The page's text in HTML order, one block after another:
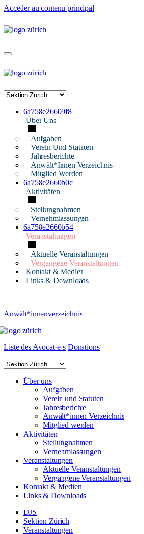
Accéder au contenu principal
6a758e26609f8
Über Uns
Aufgaben
Verein Und Statuten
Jahresberichte
Anwält*innen Verzeichnis
Mitglied Werden
6a758e2660b0c
Aktivitäten
Stellungnahmen
Vernehmlassungen
6a758e2660b54
Veranstaltungen
Aktuelle Veranstaltungen
Vergangene Veranstaltungen
Kontakt & Medien
Links & Downloads
Anwält*innenverzeichnis
Liste des Avocat·e·s Donations
Über uns
Aufgaben
Verein und Statuten
Jahresberichte
Anwält*innen Verzeichnis
Mitglied werden
Aktivitäten
Stellungnahmen
Vernehmlassungen
Veranstaltungen
Aktuelle Veranstaltungen
Vergangene Veranstaltungen
Kontakt & Medien
Links & Downloads
DJS
Sektion Zürich
Veranstaltungen